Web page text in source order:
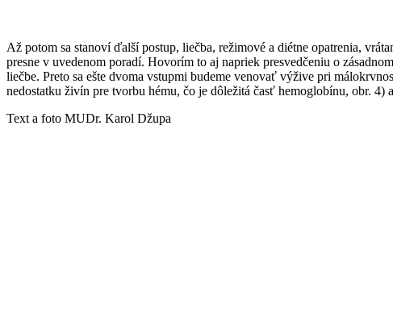
Až potom sa stanoví ďalší postup, liečba, režimové a diétne opatrenia,
presne v uvedenom poradí. Hovorím to aj napriek presvedčeniu o
liečbe. Preto sa ešte dvoma vstupmi budeme venovať výžive pri
nedostatku živín pre tvorbu hému, čo je dôležitá časť hemoglobínu, obr. 4)
Text a foto MUDr. Karol Džupa